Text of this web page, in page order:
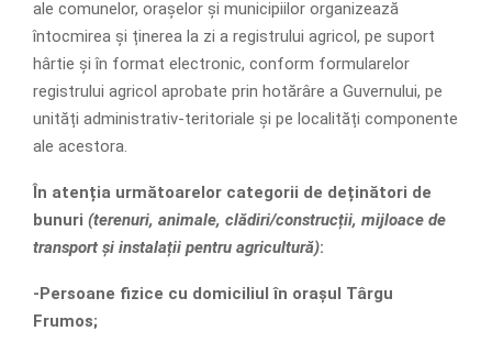
ale comunelor, orașelor și municipiilor organizează
întocmirea și ținerea la zi a registrului agricol, pe suport
hârtie și în format electronic, conform formularelor
registrului agricol aprobate prin hotărâre a Guvernului, pe
unități administrativ-teritoriale și pe localități componente
ale acestora.
În atenția următoarelor categorii de deținători de
bunuri (terenuri, animale, clădiri/construcții, mijloace de
transport și instalații pentru agricultură):
-Persoane fizice cu domiciliul în orașul Târgu
Frumos;